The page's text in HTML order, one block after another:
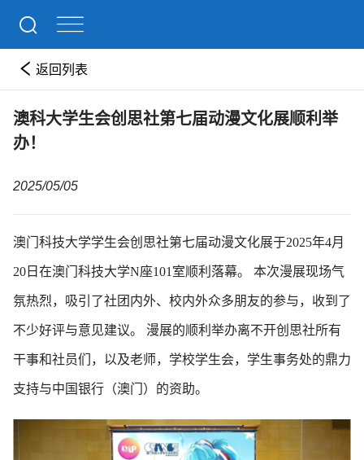
返回列表
澳科大学生会创思社第七届动漫文化展顺利举
办！
2025/05/05
澳门科技大学学生会创思社第七届动漫文化展于2025年4月
20日在澳门科技大学N座101室顺利落幕。 本次漫展现场气
氛热烈，吸引了社团内外、校内外众多朋友的参与，收到了
不少好评与意见建议。 漫展的顺利举办离不开创思社所有
干事和社员们，以及老师，学校学生会，学生事务处的鼎力
支持与中国银行（澳门）的资助。